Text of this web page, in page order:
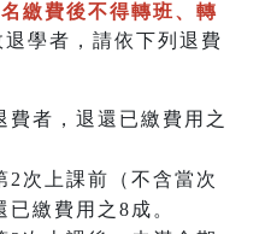
繳費後不得轉班、 轉
退學者，請依下列退費
費者，退還已繳費用之
2次上課前（不含當次
已繳費用之8成。